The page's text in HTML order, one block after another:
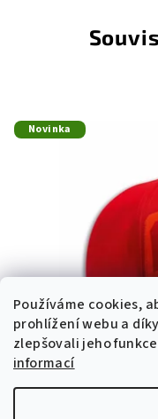
Používáme cookies,
prohlížení webu a
zlepšovali jeho
informací
Novinka